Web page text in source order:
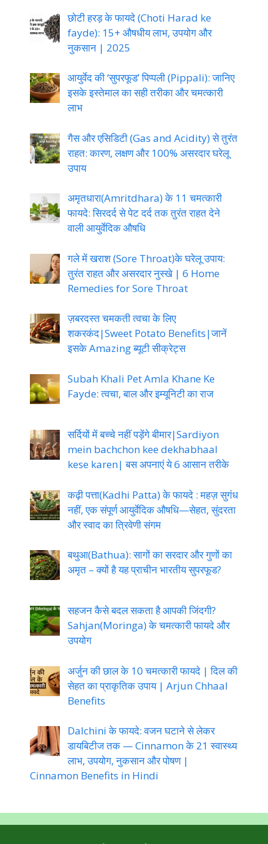
छोटी हरड़ के फायदे (Choti Harad ke
fayde): 15+ औषधीय लाभ, उपयोग और
नुकसान | 2025
आयुर्वेद की ‘सुपरफूड’ पिप्पली (Pippali): जानिए
इसके इस्तेमाल का सही तरीका और चमत्कारी
लाभ
गैस और एसिडिटी (Gas and Acidity) से तुरंत
राहत: कारण, लक्षण और 100% असरदार घरेलू
उपाय
अमृतधारा(Amritdhara) के 11 चमत्कारी
फायदे: सिरदर्द से पेट दर्द तक तुरंत राहत देने
वाली आयुर्वेदिक औषधि
गले में खराश (Sore Throat)के घरेलू उपाय:
तुरंत राहत और असरदार नुस्खे | 6 Home
Remedies for Sore Throat
ज़बरदस्त चमकती त्वचा के लिए
शकरकंद|Sweet Potato Benefits|जानें
इसके Amazing ब्यूटी सीक्रेट्स
Subah Khali Pet Amla Khane Ke
Fayde: त्वचा, बाल और इम्यूनिटी का राज
सर्दियों में बच्चे नहीं पड़ेंगे बीमार|Sardiyon
mein bachchon kee dekhabhaal
kese karen| बस अपनाएं ये 6 आसान तरीके
कढ़ी पत्ता(Kadhi Patta) के फायदे : महज़ सुगंध
नहीं, एक संपूर्ण आयुर्वेदिक औषधि—सेहत, सुंदरता
और स्वाद का त्रिवेणी संगम
बथुआ(Bathua): सागों का सरदार और गुणों का
अमृत – क्यों है यह प्राचीन भारतीय सुपरफूड?
सहजन कैसे बदल सकता है आपकी जिंदगी?
Sahjan(Moringa) के चमत्कारी फायदे और
उपयोग
अर्जुन की छाल के 10 चमत्कारी फायदे | दिल की
सेहत का प्राकृतिक उपाय | Arjun Chhaal
Benefits
Dalchini के फायदे: वजन घटाने से लेकर
डायबिटीज तक — Cinnamon के 21 स्वास्थ्य
लाभ, उपयोग, नुकसान और पोषण |
Cinnamon Benefits in Hindi